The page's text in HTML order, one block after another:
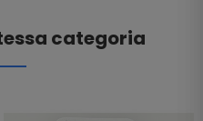
categoria